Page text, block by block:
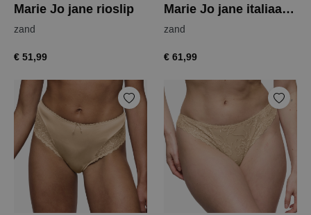
Marie Jo jane rioslip
zand
€ 51,99
Marie Jo jane italiaanse slip
zand
€ 61,99